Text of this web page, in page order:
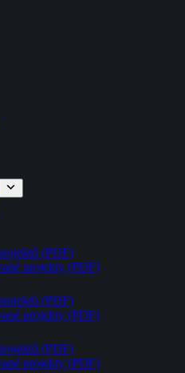
(PDF)
projekty (PDF)
(PDF)
projekty (PDF)
(PDF)
projekty (PDF)